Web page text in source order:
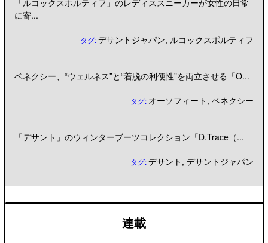
「ルコックスポルティフ」のレディススニーカーが女性の日常
に寄...
タグ:デサントジャパン, ルコックスポルティフ
ベネクシー、“ウェルネス”と“着脱の利便性”を両立させる「O...
タグ: オーソフィート ,ベネクシー
「デサント」のウィンターブーツコレクション「D.Trace（...
タグ:デサント ,デサントジャパン
連載